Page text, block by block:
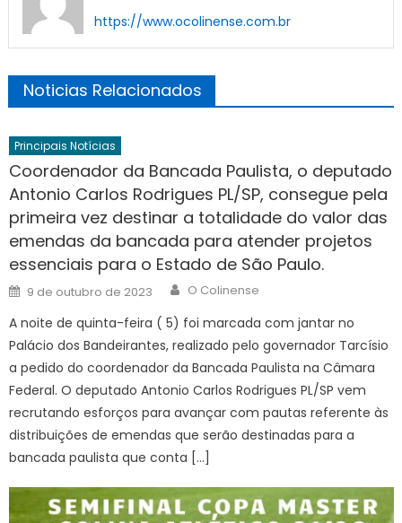
https://www.ocolinense.com.br
Noticias Relacionados
Principais Notícias
Coordenador da Bancada Paulista, o deputado
Antonio Carlos Rodrigues PL/SP, consegue pela
primeira vez destinar a totalidade do valor das
emendas da bancada para atender projetos
essenciais para o Estado de São Paulo.
Posted
on
9 de outubro de 2023 Author
O Colinense
A noite de quinta-feira ( 5) foi marcada com jantar no
Palácio dos Bandeirantes, realizado pelo governador Tarcísio
a pedido do coordenador da Bancada Paulista na Câmara
Federal. O deputado Antonio Carlos Rodrigues PL/SP vem
recrutando esforços para avançar com pautas referente às
distribuições de emendas que serão destinadas para a
bancada paulista que conta […]